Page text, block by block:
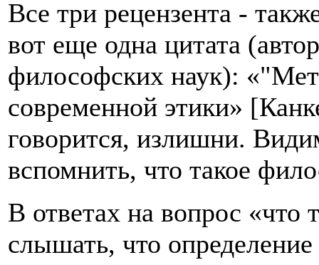
Все три рецензента -
вот еще одна цитата
философских наук):
современной этики»
говорится, излишни.
вспомнить, что такое
В ответах на вопрос «что
слышать, что